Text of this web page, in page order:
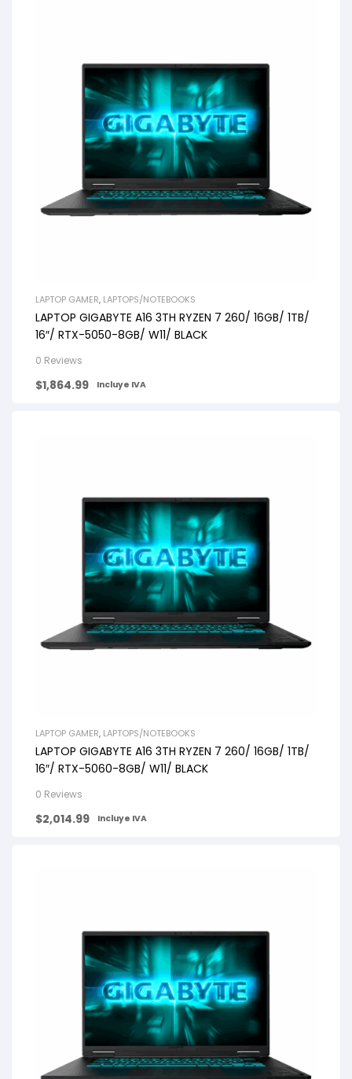
LAPTOP GAMER, LAPTOPS/NOTEBOOKS
LAPTOP GIGABYTE A16 3TH RYZEN 7 260/ 16GB/ 1TB/
16″/ RTX-5050-8GB/ W11/ BLACK
0 Reviews
$1,864.99 Incluye IVA
LAPTOP GAMER, LAPTOPS/NOTEBOOKS
LAPTOP GIGABYTE A16 3TH RYZEN 7 260/ 16GB/ 1TB/
16″/ RTX-5060-8GB/ W11/ BLACK
0 Reviews
$2,014.99 Incluye IVA